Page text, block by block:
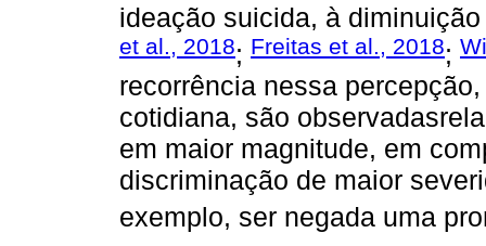
ideação suicida, à
et al., 2018; Freitas et al., 2018;
recorrência nessa
cotidiana, são
em maior magnitude, em
discriminação de maior
exemplo, ser negada uma